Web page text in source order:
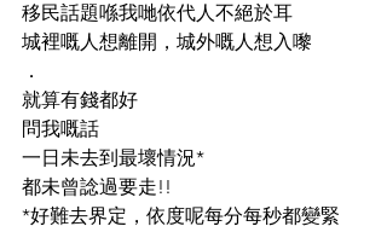
移民話題喺我哋依代人不絕於耳
城裡嘅人想離開，城外嘅人想入嚟
．
就算有錢都好
問我嘅話
一日未去到最壞情況*
都未曾諗過要走!!
*好難去界定，依度呢每分每秒都變緊